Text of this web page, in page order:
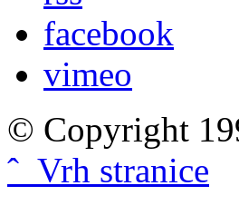
facebook
vimeo
© Copyright
ˆ Vrh stranice